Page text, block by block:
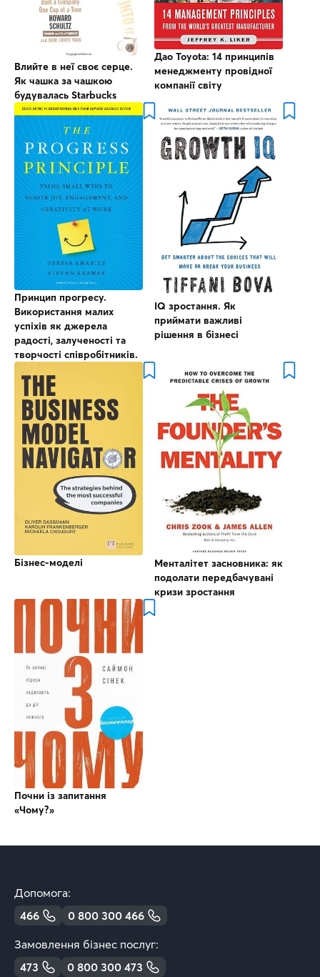
Влийте в неї своє серце.
Як чашка за чашкою
будувалась Starbucks
Дао Toyota: 14 принципів
менеджменту провідної
компанії світу
Принцип прогресу.
Використання малих
успіхів як джерела
радості, залученості та
творчості співробітників.
IQ зростання. Як
приймати важливі
рішення в бізнесі
Бізнес-моделі
Менталітет засновника: як
подолати передбачувані
кризи зростання
Почни із запитання
«Чому?»
Допомога:
466
0 800 300 466
Замовлення бізнес послуг:
473
0 800 300 473